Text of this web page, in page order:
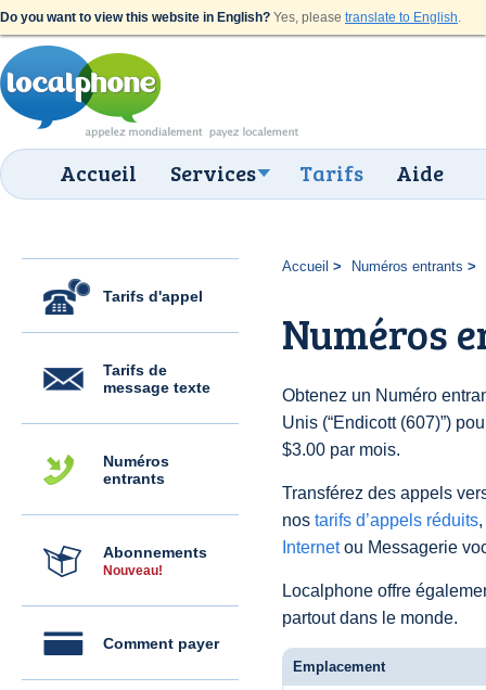
Do you want to view this website in English? Yes, please translate to English.
Accueil Services Tarifs Aide
Tarifs d'appel
Tarifs de
message texte
Numéros
entrants
Abonnements
Nouveau!
Comment payer
Accueil Numéros entrants
Numéros
Obtenez un Numéro
Unis (“Endicott (607)”)
$3.00 par mois.
Transférez des appels
nos tarifs d’appels réduits
Internetou Messagerie
Localphone offre
partout dans le monde.
Emplacement